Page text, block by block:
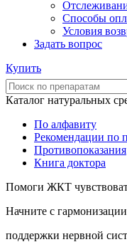
Способы
Условия
Задать вопрос
Купить
Каталог натуральных
По алфавиту
Рекомендации по
Противопоказания
Книга доктора
Помоги ЖКТ
Начните c
поддержки нервной